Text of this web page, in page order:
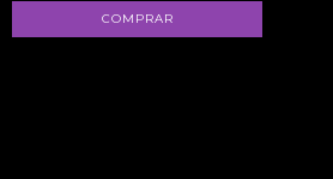
COMPRAR